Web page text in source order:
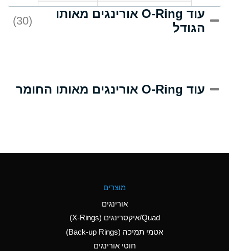
Acrlylonitrile
D
Adipic Acid
(Aqueous)
Aluminum Nitrate
(Aqueous)
Aluminum Phosphate
עוד O-Ring אורינגים מאותו
הגודל
(30)
עוד O-Ring אורינגים מאותו החומר
מוצרים
אורינגים
Quad/איקסרינגים (X-Rings)
אטמי תמיכה (Back-up Rings)
חוטי אורינגים